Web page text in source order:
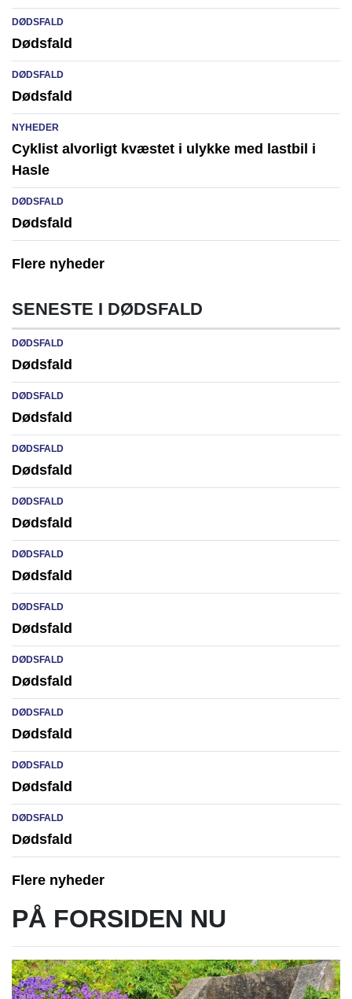
DØDSFALD
Dødsfald
DØDSFALD
Dødsfald
NYHEDER
Cyklist alvorligt kvæstet i ulykke med lastbil i
Hasle
DØDSFALD
Dødsfald
Flere nyheder
SENESTE I DØDSFALD
DØDSFALD
Dødsfald
DØDSFALD
Dødsfald
DØDSFALD
Dødsfald
DØDSFALD
Dødsfald
DØDSFALD
Dødsfald
DØDSFALD
Dødsfald
DØDSFALD
Dødsfald
DØDSFALD
Dødsfald
DØDSFALD
Dødsfald
DØDSFALD
Dødsfald
Flere nyheder
PÅ FORSIDEN NU